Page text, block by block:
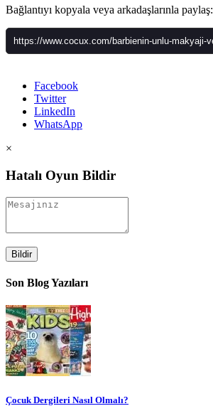
Bağlantıyı kopyala veya arkadaşlarınla paylaş:
Facebook
Twitter
LinkedIn
WhatsApp
×
Hatalı Oyun Bildir
Bildir
Son Blog Yazıları
Çocuk Dergileri Nasıl Olmalı?